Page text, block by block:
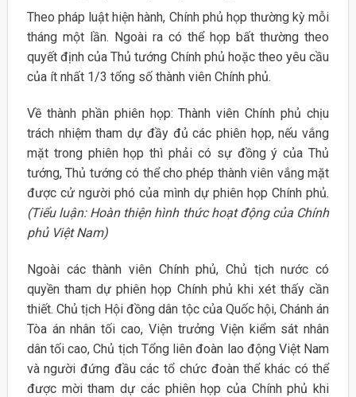
Theo pháp luật hiện hành, Chính phủ họp thường kỳ mỗi
tháng một lần. Ngoài ra có thể họp bất thường theo
quyết định của Thủ tướng Chính phủ hoặc theo yêu cầu
của ít nhất 1/3 tổng số thành viên Chính phủ.
Về thành phần phiên họp: Thành viên Chính phủ chịu
trách nhiệm tham dự đầy đủ các phiên họp, nếu vắng
mặt trong phiên họp thì phải có sự đồng ý của Thủ
tướng, Thủ tướng có thể cho phép thành viên vắng mặt
được cử người phó của mình dự phiên họp Chính phủ.
(Tiểu luận: Hoàn thiện hình thức hoạt động của Chính
phủ Việt Nam)
Ngoài các thành viên Chính phủ, Chủ tịch nước có
quyền tham dự phiên họp Chính phủ khi xét thấy cần
thiết. Chủ tịch Hội đồng dân tộc của Quốc hội, Chánh án
Tòa án nhân tối cao, Viện trưởng Viện kiểm sát nhân
dân tối cao, Chủ tịch Tổng liên đoàn lao động Việt Nam
và người đứng đầu các tổ chức đoàn thể khác có thể
được mời tham dự các phiên họp của Chính phủ khi